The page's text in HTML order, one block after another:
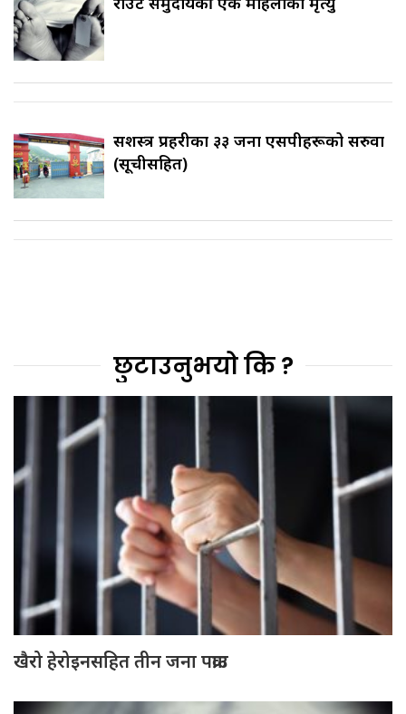
सशस्त्र प्रहरीका ३३ जना एसपीहरूको सरुवा
(सूचीसहित)
छुटाउनुभयो कि ?
खैरो हेरोइनसहित तीन जना पक्राउ